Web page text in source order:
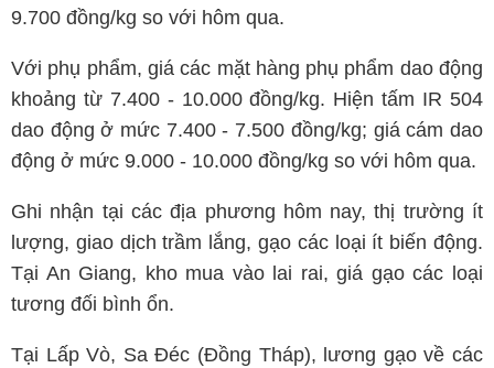
9.700 đồng/kg so với hôm qua.
Với phụ phẩm, giá các mặt hàng phụ phẩm dao động
khoảng từ 7.400 - 10.000 đồng/kg. Hiện tấm IR 504
dao động ở mức 7.400 - 7.500 đồng/kg; giá cám dao
động ở mức 9.000 - 10.000 đồng/kg so với hôm qua.
Ghi nhận tại các địa phương hôm nay, thị trường ít
lượng, giao dịch trầm lắng, gạo các loại ít biến động.
Tại An Giang, kho mua vào lai rai, giá gạo các loại
tương đối bình ổn.
Tại Lấp Vò, Sa Đéc (Đồng Tháp), lương gạo về các